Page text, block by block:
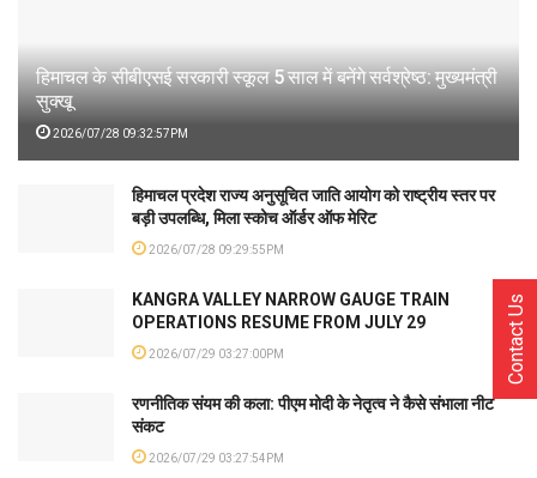
हिमाचल के सीबीएसई सरकारी स्कूल 5 साल में बनेंगे सर्वश्रेष्ठ: मुख्यमंत्री
सुक्खू
2026/07/28 09:32:57PM
हिमाचल प्रदेश राज्य अनुसूचित जाति आयोग को राष्ट्रीय स्तर पर
बड़ी उपलब्धि, मिला स्कोच ऑर्डर ऑफ मेरिट
2026/07/28 09:29:55PM
KANGRA VALLEY NARROW GAUGE TRAIN
OPERATIONS RESUME FROM JULY 29
2026/07/29 03:27:00PM
रणनीतिक संयम की कला: पीएम मोदी के नेतृत्व ने कैसे संभाला नीट
संकट
2026/07/29 03:27:54PM
Contact Us